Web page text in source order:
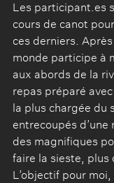
Les participant.es
cours de canot
ces derniers.
monde participe à
aux abords de la
repas préparé
la plus chargée du
entrecoupés
des magnifiques
faire la sieste, plus
L’objectif pour